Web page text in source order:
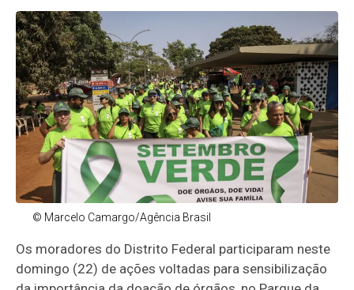
© Marcelo Camargo/Agência Brasil
Os moradores do Distrito Federal participaram neste
domingo (22) de ações voltadas para sensibilização